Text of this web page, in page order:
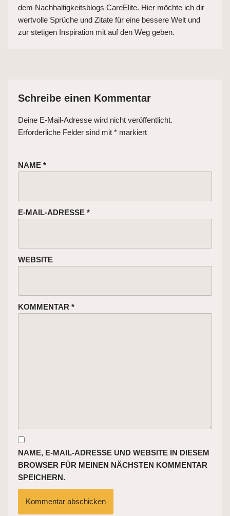
dem Nachhaltigkeitsblogs CareElite. Hier möchte ich dir
wertvolle Sprüche und Zitate für eine bessere Welt und
zur stetigen Inspiration mit auf den Weg geben.
Schreibe einen Kommentar
Deine E-Mail-Adresse wird nicht veröffentlicht.
Erforderliche Felder sind mit * markiert
NAME *
E-MAIL-ADRESSE *
WEBSITE
KOMMENTAR *
NAME, E-MAIL-ADRESSE UND WEBSITE IN DIESEM
BROWSER FÜR MEINEN NÄCHSTEN KOMMENTAR
SPEICHERN.